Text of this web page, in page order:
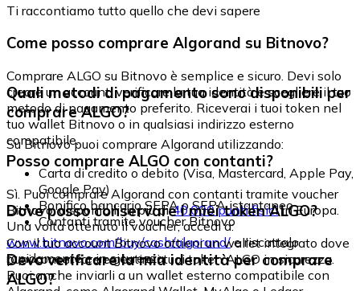
Ti raccontiamo tutto quello che devi sapere
Come posso comprare Algorand su Bitnovo?
Comprare ALGO su Bitnovo è semplice e sicuro. Devi solo
creare un account, verificare la tua identità e scegliere il tuo
metodo di pagamento preferito. Riceverai i tuoi token nel
tuo wallet Bitnovo o in qualsiasi indirizzo esterno
compatibile.
Quali metodi di pagamento sono disponibili per
comprare ALGO?
Su Bitnovo puoi comprare Algorand utilizzando:
Carta di credito o debito (Visa, Mastercard, Apple Pay,
Google Pay)
Bonifico bancario SEPA o SEPA istantaneo
Contanti tramite voucher Bitnovo
Posso comprare ALGO con contanti?
Sì. Puoi comprare Algorand con contanti tramite voucher
Bitnovo, disponibili in più di40.000 punti fisiciin Europa.
Una volta ottenuto il voucher, accedi a:
www.bitnovo.com/buy/cash/algorand/e riscattalo
rapidamente e in sicurezza.
Dove posso conservare i miei token ALGO?
Con il tuo account Bitnovo ottieni un wallet integrato dove
puoi conservare e gestire i tuoi token ALGO in sicurezza.
Puoi anche inviarli a un wallet esterno compatibile con
Devo verificare la mia identità per comprare
ALGO?